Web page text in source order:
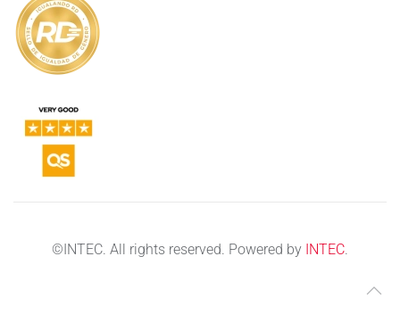
© INTEC. All rights reserved. Powered by INTEC.